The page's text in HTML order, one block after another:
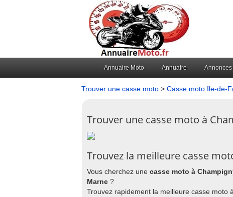
Annuaire Moto Annuaire Annonces
Trouver une casse moto > Casse moto Ile-de-
Trouver une casse moto à
Trouvez la meilleure casse
Vous cherchez une casse moto à
Marne ?
Trouvez rapidement la meilleure casse moto